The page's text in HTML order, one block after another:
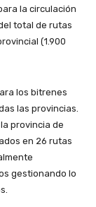
la circulación
total de rutas
(1.900
los bitrenes
las provincias.
provincia de
en 26 rutas
gestionando lo